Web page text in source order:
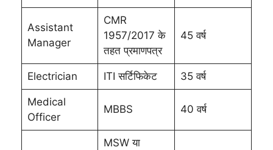
Assistant
Manager
CMR
1957/2017 के
तहत प्रमाणपत्र
45 वर्ष
Electrician ITI सर्टिफिकेट 35 वर्ष
Medical
Officer
MBBS 40 वर्ष
MSW या